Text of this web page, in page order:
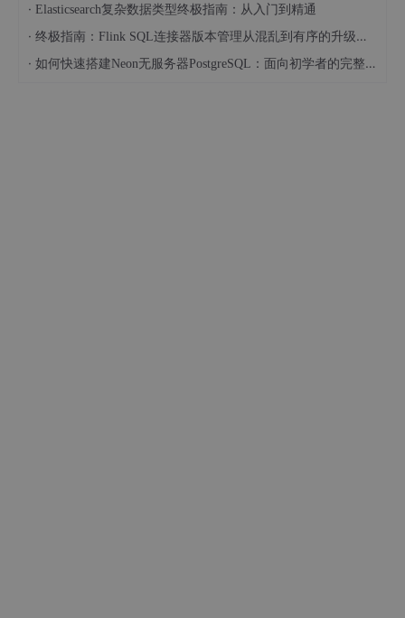
· Elasticsearch复杂数据类型终极指南：从入门到精通
· 终极指南：Flink SQL连接器版本管理从混乱到有序的升级之路
· 如何快速搭建Neon无服务器PostgreSQL：面向初学者的完整指南